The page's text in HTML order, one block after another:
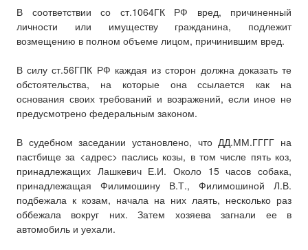
В соответствии со ст.1064ГК РФ вред, причиненный
личности или имуществу гражданина, подлежит
возмещению в полном объеме лицом, причинившим вред.
В силу ст.56ГПК РФ каждая из сторон должна доказать те
обстоятельства, на которые она ссылается как на
основания своих требований и возражений, если иное не
предусмотрено федеральным законом.
В судебном заседании установлено, что ДД.ММ.ГГГГ на
пастбище за <адрес> паслись козы, в том числе пять коз,
принадлежащих Лашкевич Е.И. Около 15 часов собака,
принадлежащая Филимошину В.Т., Филимошиной Л.В.
подбежала к козам, начала на них лаять, несколько раз
оббежала вокруг них. Затем хозяева загнали ее в
автомобиль и уехали.